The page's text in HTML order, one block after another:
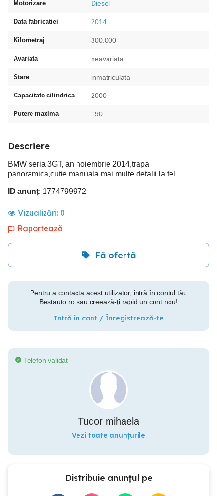
Motorizare Diesel
Data fabricatiei 2014
Kilometraj 300.000
Avariata neavariata
Stare inmatriculata
Capacitate cilindrica 2000
Putere maxima 190
Descriere
BMW seria 3GT, an noiembrie 2014,trapa
panoramica,cutie manuala,mai multe detalii la tel .
ID anunț: 1774799972
Vizualizări: 0
Raportează
Fă ofertă
Pentru a contacta acest utilizator, intră în contul tău
Bestauto.ro sau creează-ți rapid un cont nou!
Intră în cont / Înregistrează-te
Telefon validat
Tudor mihaela
Vezi toate anunțurile
Distribuie anunțul pe